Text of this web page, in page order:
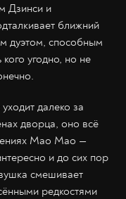
Дзинси и
ближний
дуэтом, способным
угодно, но не
далеко за
дворца, оно всё
Мао Мао —
и до сих пор
смешивает
редкостями